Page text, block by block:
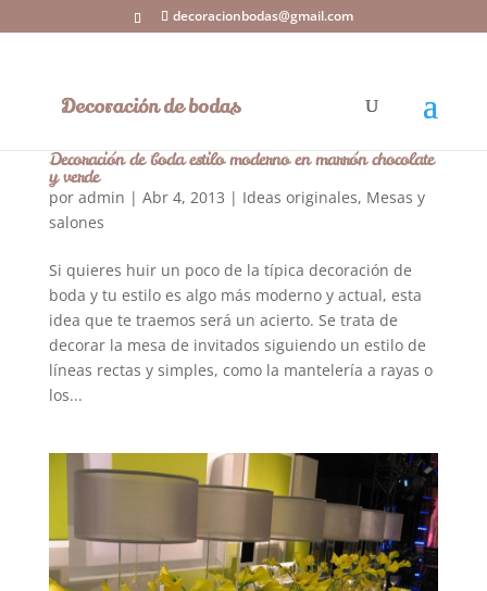
decoracionbodas@gmail.com
Decoración de boda estilo moderno en marrón chocolate
y verde
por admin | Abr 4, 2013 | Ideas originales, Mesas y
salones
Si quieres huir un poco de la típica decoración de
boda y tu estilo es algo más moderno y actual, esta
idea que te traemos será un acierto. Se trata de
decorar la mesa de invitados siguiendo un estilo de
líneas rectas y simples, como la mantelería a rayas o
los...